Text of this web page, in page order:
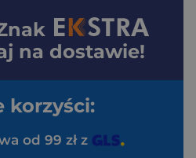
na dostawie!
korzyści:
od 99 zł z